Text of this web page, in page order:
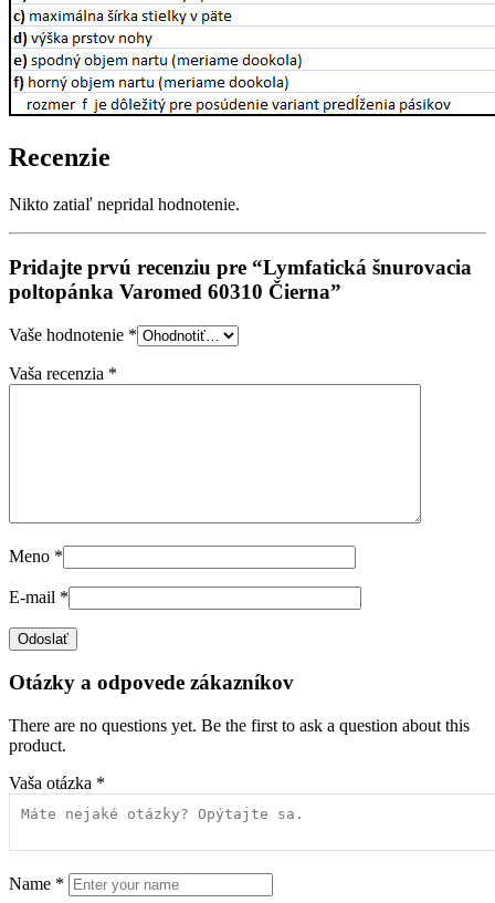
Recenzie
Nikto zatiaľ nepridal hodnotenie.
Pridajte prvú recenziu pre “Lymfatická šnurovacia
poltopánka Varomed 60310 Čierna”
Vaše hodnotenie *
Vaša recenzia *
Meno *
E-mail *
Otázky a odpovede zákazníkov
There are no questions yet. Be the first to ask a question about this
product.
Vaša otázka *
Name *